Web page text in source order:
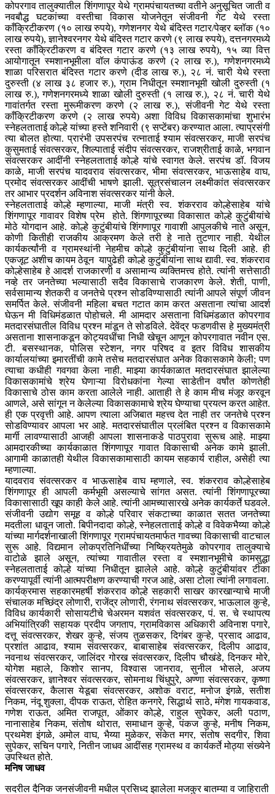
कोपरगाव तालुक्यातील शिंगणापूर येथे ग्रामपंचायतच्या वतीने अनुसूचित जाती व
नवबौद्ध घटकांच्या वस्तीचा विकास योजनेतून संजीवनी गेट येथे रस्ता
काँक्रिटीकरण (१० लाख रुपये), गणेशनगर येथे बंदिस्त गटार/पेव्हर ब्लॉक (१०
लाख रुपये), ज्ञानेश्वरनगर येथे बंदिस्त गटार करणे (९ लाख रुपये), दत्तनगरमध्ये
रस्ता काँक्रिटीकरण व बंदिस्त गटार करणे (१३ लाख रुपये), १५ व्या वित्त
आयोगातून स्मशानभूमीला वॉल कंपाऊंड करणे (२ लाख रु.), गणेशनगरमध्ये
शाळा परिसरात बंदिस्त गटार करणे (दीड लाख रु.), २८ नं. चारी येथे रस्ता
दुरुस्ती (४ लाख ३८ हजार रु.), ग्राम निधीतून स्मशानभूमी खोली दुरुस्ती (१
लाख रु.), गणेशनगरमध्ये शाळा खोली दुरुस्ती (१ लाख रु.), २८ नं. चारी येथे
गावांतर्गत रस्ता मुरूमीकरण करणे (२ लाख रु.), संजीवनी गेट येथे रस्ता
काँक्रिटीकरण करणे (२ लाख रुपये) अशा विविध विकासकामांचा शुभारंभ
स्नेहलताताई कोल्हे यांच्या हस्ते शनिवारी (९ सप्टेंबर) करण्यात आला. त्याप्रसंगी
त्या बोलत होत्या. प्रारंभी उपसरपंच रत्नाताई श्याम संवत्सरकर, माजी सरपंच
कुसुमताई संवत्सरकर, शिल्पाताई संदीप संवत्सरकर, राजश्रीताई काळे, भगवान
संवत्सरकर आदींनी स्नेहलताताई कोल्हे यांचे स्वागत केले. सरपंच डॉ. विजय
काळे, माजी सरपंच यादवराव संवत्सरकर, भीमा संवत्सरकर, भाऊसाहेब वाघ,
प्रमोद संवत्सरकर आदींची भाषणे झाली. सूत्रसंचालन लक्ष्मीकांत संवत्सरकर
तर आभार प्रदर्शन अविनाश संवत्सरकर यांनी केले.
स्नेहलताताई कोल्हे म्हणाल्या, माजी मंत्री स्व. शंकरराव कोल्हेसाहेब यांचे
शिंगणापूर गावावर विशेष प्रेम होते. शिंगणापूरच्या विकासात कोल्हे कुटुंबीयांचे
मोठे योगदान आहे. कोल्हे कुटुंबीयांचे शिंगणापूर गावाशी आपुलकीचे नाते असून,
कोणी कितीही राजकीय आक्रमण केले तरी हे नाते तुटणार नाही. येथील
कार्यकर्त्यांनी व ग्रामस्थांनी नेहमीच कोल्हे कुटुंबीयांना साथ दिली आहे. ही
एकजूट अशीच कायम ठेवून यापुढेही कोल्हे कुटुंबीयांना साथ द्यावी. स्व. शंकरराव
कोल्हेसाहेब हे आदर्श राजकारणी व असामान्य व्यक्तिमत्त्व होते. त्यांनी सत्तेसाठी
नव्हे तर जनतेच्या भल्यासाठी सदैव विकासाचे राजकारण केले. शेती, पाणी,
सर्वसामान्य शेतकरी व जनतेचे प्रश्न सोडविण्यासाठी त्यांनी आपले संपूर्ण जीवन
समर्पित केले. संजीवनी महिला बचत गटात काम करत असताना त्यांचा आदर्श
घेऊन मी विधिमंडळात पोहोचले. मी आमदार असताना विधिमंडळात कोपरगाव
मतदारसंघातील विविध प्रश्न मांडून ते सोडविले. देवेंद्र फडणवीस हे मुख्यमंत्री
असताना शासनाकडून कोट्यवधींचा निधी खेचून आणून कोपरगावात नवीन एस.
टी. बसस्थानक, पोलिस स्टेशन, नगर परिषद व इतर विविध शासकीय
कार्यालयांच्या इमारतींची कामे तसेच मतदारसंघात अनेक विकासकामे केली; पण
त्याचा कधीही गवगवा केला नाही. माझ्या कार्यकाळात मतदारसंघात झालेल्या
विकासकामांचे श्रेय घेणाऱ्या विरोधकांना गेल्या साडेतीन वर्षांत कोणतेही
विकासाचे ठोस काम करता आलेले नाही. आताही ते हे काम मीच मंजूर करवून
आणले, असे सांगून न केलेल्या विकासकामाचे श्रेय घेण्याचा प्रयत्न करत आहेत.
ही एक प्रवृत्ती आहे. आपण त्याला अजिबात महत्त्व देत नाही तर जनतेचे प्रश्न
सोडविण्यावर आपला भर आहे. मतदारसंघातील प्रलंबित प्रश्न व विकासकामे
मार्गी लावण्यासाठी आजही आपला शासनाकडे पाठपुरावा सुरूच आहे. माझ्या
आमदारकीच्या कार्यकाळात शिंगणापूर गावात विकासाची अनेक कामे झाली.
आगामी काळातही येथील विकासकामासाठी कायम सहकार्य राहील, असेही त्या
म्हणाल्या.
यादवराव संवत्सरकर व भाऊसाहेब वाघ म्हणाले, स्व. शंकरराव कोल्हेसाहेब
शिंगणापूर ही आपली कर्मभूमी असल्याचे सांगत असत. त्यांनी शिंगणापूरच्या
विकासासाठी खूप काही केले आहे. त्यांनी आमच्यासारखे अनेक कार्यकर्ते घडवले.
संजीवनी उद्योग समूह व कोल्हे परिवार संकटाच्या काळात सतत जनतेच्या
मदतीला धावून जातो. बिपीनदादा कोल्हे, स्नेहलताताई कोल्हे व विवेकभैय्या कोल्हे
यांच्या मार्गदर्शनाखाली शिंगणापूर ग्रामपंचायतमार्फत गावच्या विकासाची वाटचाल
सुरू आहे. विद्यमान लोकप्रतिनिधींच्या निष्क्रियतेमुळे कोपरगाव तालुक्याचे
वाटोळे झाले असून, त्यांच्या गावातील रस्ता व स्मशानभूमीचे कामसुद्धा
स्नेहलताताई कोल्हे यांच्या निधीतून झालेले आहे. कोल्हे कुटुंबीयांवर टीका
करण्यापूर्वी त्यांनी आत्मपरीक्षण करण्याची गरज आहे, असा टोला त्यांनी लगावला.
कार्यक्रमास सहकारमहर्षी शंकरराव कोल्हे सहकारी साखर कारखान्याचे माजी
संचालक मच्छिंद्र लोणारी, राजेंद्र लोणारी, रंगनाथ संवत्सरकर, भाऊलाल कुऱ्हे,
विविध कार्यकारी सोसायटीचे चेअरमन यशवंत संवत्सरकर, पं. स. चे स्थापत्य
अभियांत्रिकी सहायक प्रदीप जगताप, ग्रामविकास अधिकारी अविनाश पगारे,
दत्तू संवत्सरकर, शेखर कुऱ्हे, संजय तुळसकर, दिगंबर कुऱ्हे, प्रसाद आढाव,
प्रशांत आढाव, श्याम संवत्सरकर, बाबासाहेब संवत्सरकर, दिलीप आढाव,
नवनाथ संवत्सरकर, जालिंदर गोरख संवत्सरकर, दिलीप चौखंडे, दिनकर मोरे,
योगेश महाले, किशोर सानप, विश्वास जानराव, सुनील भोसले, अजय
संवत्सरकर, ज्ञानेश्वर संवत्सरकर, सोमनाथ चिंधुपुरे, अण्णा संवत्सरकर, कृष्णा
संवत्सरकर, कैलास येडूबा संवत्सरकर, अशोक वराट, मनोज इंगळे, सतीश
निकम, नंदू शुक्ला, दीपक राऊत, रोहित कनगरे, सिद्धार्थ साठे, मंगेश गायकवाड,
गणेश राऊत, अमित राजपूत, ओंकार कोल्हे, राहुल सुपेकर, अली पठाण,
नानासाहेब निकम, संतोष थोरात, समाधान कुऱ्हे, पंकज कुऱ्हे, मनीष निकम,
प्रथमेश इंगळे, अमोल वाघ, भैय्या मुळेकर, संकेत मगर, संतोष सदगीर, शिवा
सुपेकर, सचिन पगारे, नितीन जाधव आदींसह ग्रामस्थ व कार्यकर्ते मोठ्या संख्येने
उपस्थित होते.
मनिष जाधव
सदरील दैनिक जनसंजीवनी मधील प्रसिध्द झालेला मजकुर बातम्या व जाहिराती